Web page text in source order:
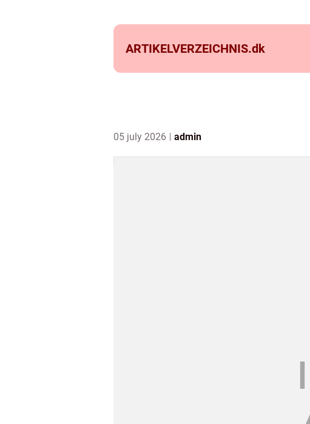
ARTIKELVERZEICHNIS.dk
05 july 2026 admin